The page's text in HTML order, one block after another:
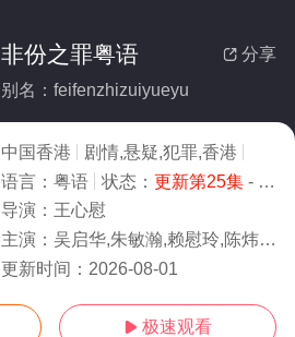
 分享
非份之罪粤语
别名：feifenzhizuiyueyu
中国香港 剧情,悬疑,犯罪,香港
语言： 粤语 状态： 更新第25集- 免费在线观看
导演： 王心慰
主演： 吴启华,朱敏瀚,赖慰玲,陈炜,吴伟豪,单立文,阮浩棕,刘佩玥,徐荣,何沛珈,贝安琪
更新时间： 2026-08-01
 极速观看